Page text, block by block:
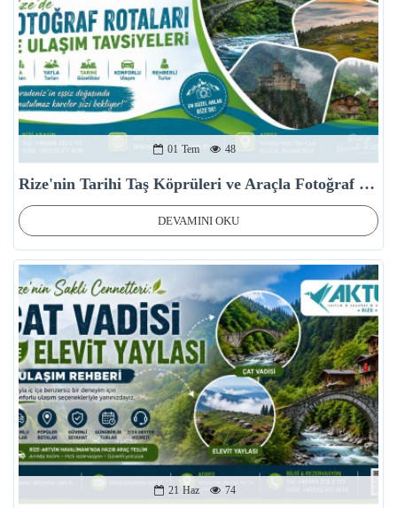
01 Tem 48
Rize'nin Tarihi Taş Köprüleri ve Araçla Fotoğraf Turu Rotası
DEVAMINI OKU
21 Haz 74